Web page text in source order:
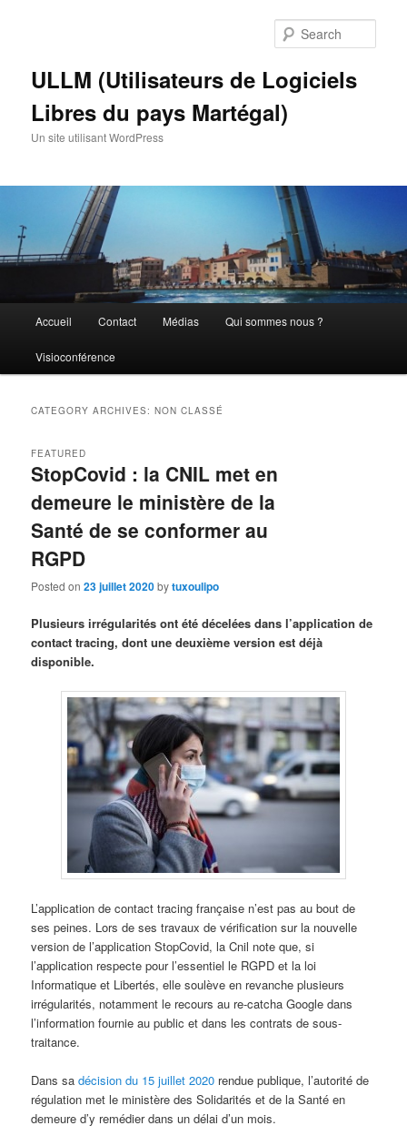
ULLM (Utilisateurs de Logiciels
Libres du pays Martégal)
Un site utilisant WordPress
Accueil Contact Médias Qui sommes nous ?
Visioconférence
CATEGORY ARCHIVES:NON CLASSÉ
StopCovid : la CNIL met en
demeure le ministère de la
Santé de se conformer au
RGPD
FEATURED
Posted on23 juillet 2020bytuxoulipo
Plusieurs irrégularités ont été décelées dans l’application de
contact tracing, dont une deuxième version est déjà
disponible.
L’application de contact tracing française n’est pas au bout de
ses peines. Lors de ses travaux de vérification sur la nouvelle
version de l’application StopCovid, la Cnil note que, si
l’application respecte pour l’essentiel le RGPD et la loi
Informatique et Libertés, elle soulève en revanche plusieurs
irrégularités, notamment le recours au re-catcha Google dans
l’information fournie au public et dans les contrats de sous-
traitance.
Dans sadécision du 15 juillet 2020 rendue publique, l’autorité de
régulation met le ministère des Solidarités et de la Santé en
demeure d’y remédier dans un délai d’un mois.